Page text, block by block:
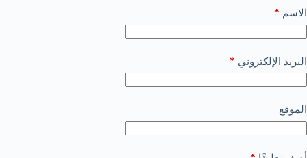
الاسم *
البريد الإلكتروني *
الموقع